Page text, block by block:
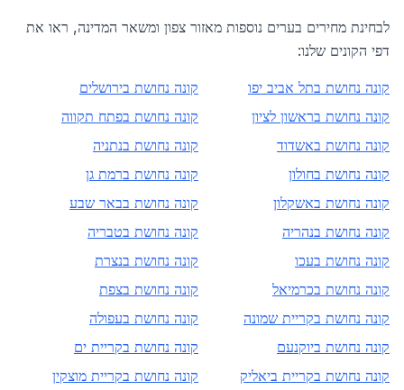
לבחינת מחירים בערים נוספות מאזור צפון ומשאר המדינה, ראו את
דפי הקונים שלנו:
קונה נחושת בתל אביב יפו קונה נחושת בירושלים
קונה נחושת בראשון לציון קונה נחושת בפתח תקווה
קונה נחושת באשדוד קונה נחושת בנתניה
קונה נחושת בחולון קונה נחושת ברמת גן
קונה נחושת באשקלון קונה נחושת בבאר שבע
קונה נחושת בנהריה קונה נחושת בטבריה
קונה נחושת בעכו קונה נחושת בנצרת
קונה נחושת בכרמיאל קונה נחושת בצפת
קונה נחושת בקריית שמונה קונה נחושת בעפולה
קונה נחושת ביוקנעם קונה נחושת בקריית ים
קונה נחושת בקריית ביאליק קונה נחושת בקריית מוצקין